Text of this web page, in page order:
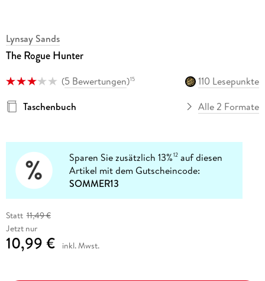
Lynsay Sands
The Rogue Hunter
(5 Bewertungen)15
110 Lesepunkte
Taschenbuch
Alle 2 Formate
Sparen Sie zusätzlich 13%12 auf diesen
Artikel mit dem Gutscheincode:
SOMMER13
Statt 11,49 €
Jetzt nur
10,99 € inkl. Mwst.